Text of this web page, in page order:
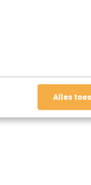
Alles